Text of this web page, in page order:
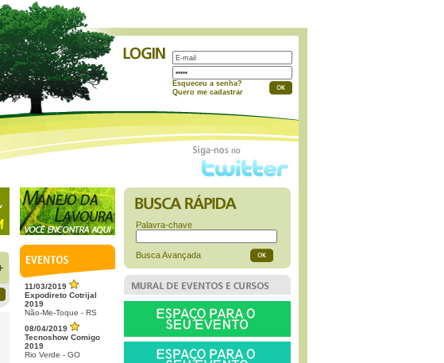
Esqueceu a senha?
Quero me cadastrar
11/03/2019
Expodireto Cotrijal
2019
Não-Me-Toque - RS
08/04/2019
Tecnoshow Comigo
2019
Rio Verde - GO
Palavra-chave
Busca Avançada